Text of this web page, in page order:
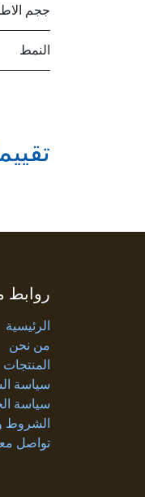
ججم
النمط
روابط
الرئيسية
من نحن
المنتجات
سياسة
سياسة
الشروط
تواصل